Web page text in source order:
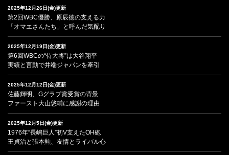
2025年12月26日(金)更新
第2回WBC優勝、原辰徳の支える力
「オマエさんたち」と呼んだ気配り
2025年12月19日(金)更新
第6回WBCの“侍大将”は大谷翔平
実績と言動で井端ジャパンを牽引
2025年12月12日(金)更新
佐藤輝明、Gグラブ賞受賞の背景
ファースト大山悠輔に感謝の理由
2025年12月5日(金)更新
1976年“長嶋巨人”初V支えたOH砲
王貞治と張本勲、友情とライバル心